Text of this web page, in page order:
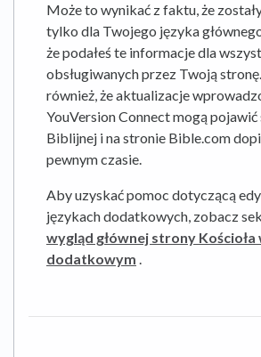
Może to wynikać z faktu, że
tylko dla Twojego języka
że podałeś te informacje dla
obsługiwanych przez Twoją
również, że aktualizacje
YouVersion Connect mogą
Biblijnej i na stronie Bible.com
pewnym czasie.
Aby uzyskać pomoc dotyczącą
językach dodatkowych, zobacz
wygląd głównej strony Kościoła
dodatkowym .